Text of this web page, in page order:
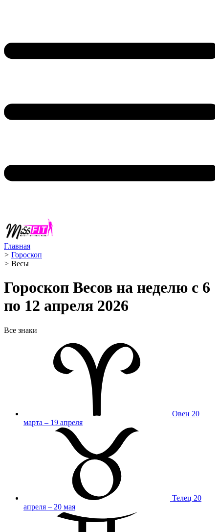
Главная
> Гороскоп
> Весы ️
Гороскоп Весов на неделю с 6
по 12 апреля 2026
Все знаки
Овен 20
марта – 19 апреля
Телец 20
апреля – 20 мая